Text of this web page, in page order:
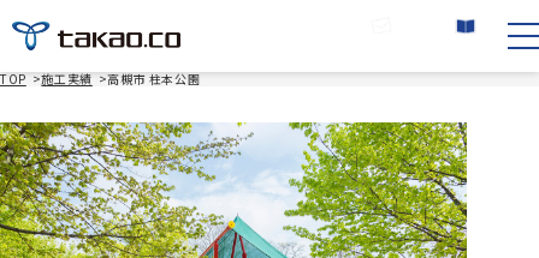
TOP >施工実績 >高槻市 柱本公園